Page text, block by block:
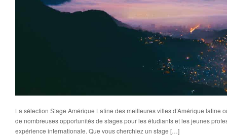
La sélection Stage Amérique Latine des meilleures villes d’Amérique latine
de nombreuses opportunités de stages pour les étudiants et les jeunes
expérience internationale. Que vous cherchiez un stage […]